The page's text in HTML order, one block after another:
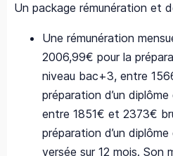
Un package rémunération et
Une rémunération
2006,99€ pour la
niveau bac+3, entre
préparation d’un
entre 1851€ et 2373€
préparation d’un
versée sur 12 mois. Son